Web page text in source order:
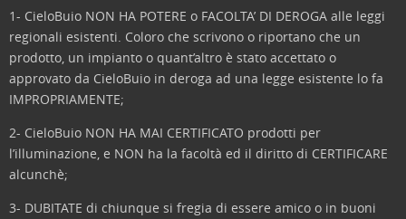
1- CieloBuio NON HA POTERE o FACOLTA’ DI DEROGA alle leggi
regionali esistenti. Coloro che scrivono o riportano che un
prodotto, un impianto o quant’altro è stato accettato o
approvato da CieloBuio in deroga ad una legge esistente lo fa
IMPROPRIAMENTE;
2- CieloBuio NON HA MAI CERTIFICATO prodotti per
l’illuminazione, e NON ha la facoltà ed il diritto di CERTIFICARE
alcunchè;
3- DUBITATE di chiunque si fregia di essere amico o in buoni